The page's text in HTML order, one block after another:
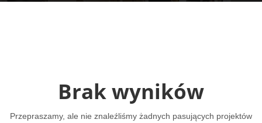
Brak wyników
Przepraszamy, ale nie znaleźliśmy żadnych pasujących projektów